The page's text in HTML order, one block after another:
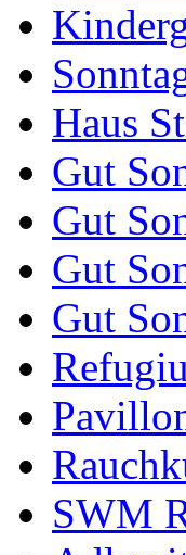
Haus
Gut
Gut
Gut
Gut
SWM